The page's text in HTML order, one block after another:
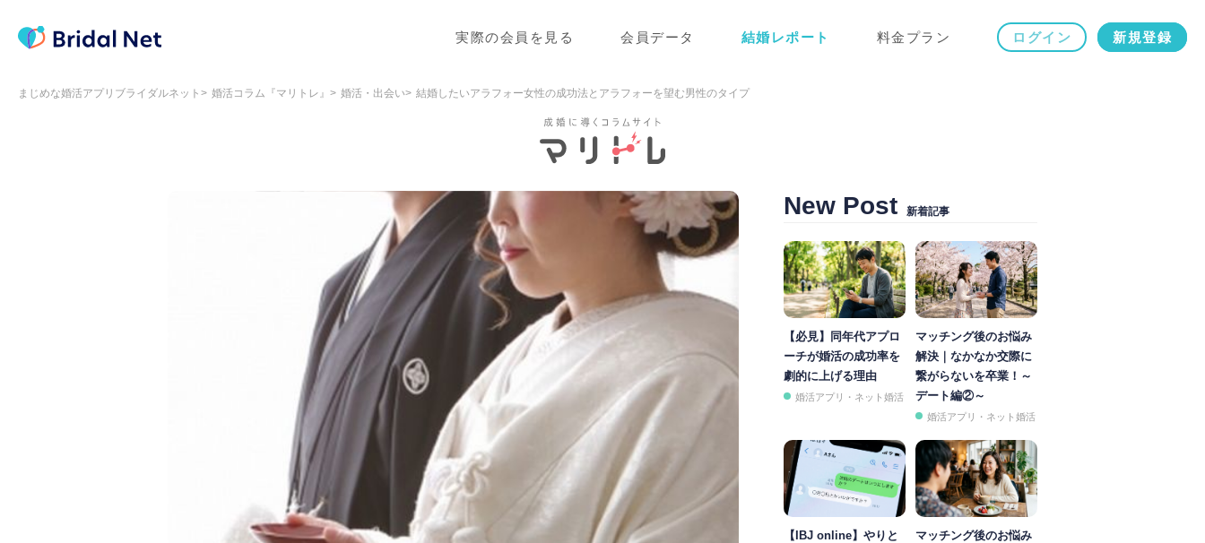
実際の会員を見る 会員データ 結婚レポート 料金プラン ログイン 新規登録
まじめな婚活アプリブライダルネット 婚活コラム『マリトレ』 婚活・出会い 結婚したいアラフォー女性の成功法とアラフォーを望む男性のタイプ
New Post 新着記事
【必見】同年代アプロ
ーチが婚活の成功率を
劇的に上げる理由
婚活アプリ・ネット婚活
マッチング後のお悩み
解決｜なかなか交際に
繋がらないを卒業！～
デート編②～
婚活アプリ・ネット婚活
【IBJ online】やりと
マッチング後のお悩み